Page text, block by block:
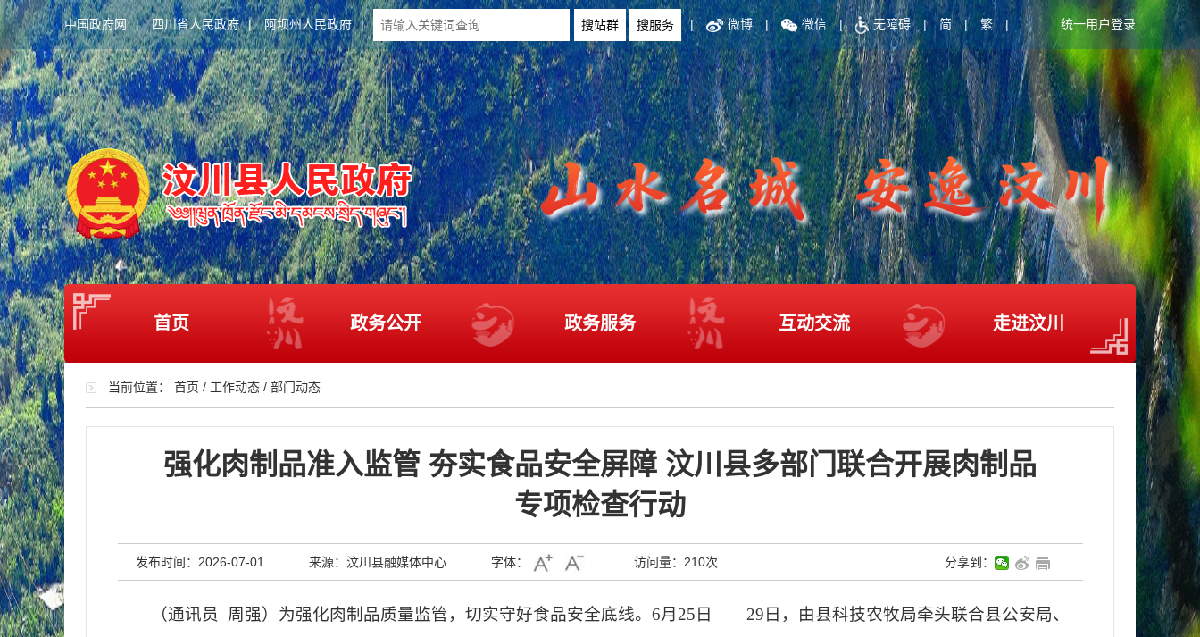
中国政府网 | 四川省人民政府 | 阿坝州人民政府 | | 微博 | 微信 | 无障碍 | 简 | 繁 | 统一用户登录
首页 政务公开 政务服务 互动交流 走进汶川
当前位置： 首页 / 工作动态 / 部门动态
强化肉制品准入监管 夯实食品安全屏障 汶川县多部门联合开展肉制品
专项检查行动
发布时间：2026-07-01 来源：汶川县融媒体中心 字体： 访问量： 210次 分享到：
（通讯员 周强）为强化肉制品质量监管，切实守好食品安全底线。6月25日——29日 ，
由县科技农牧局牵头联合县公安局、